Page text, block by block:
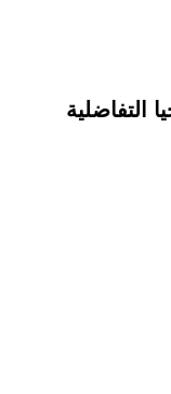
التفاضلية